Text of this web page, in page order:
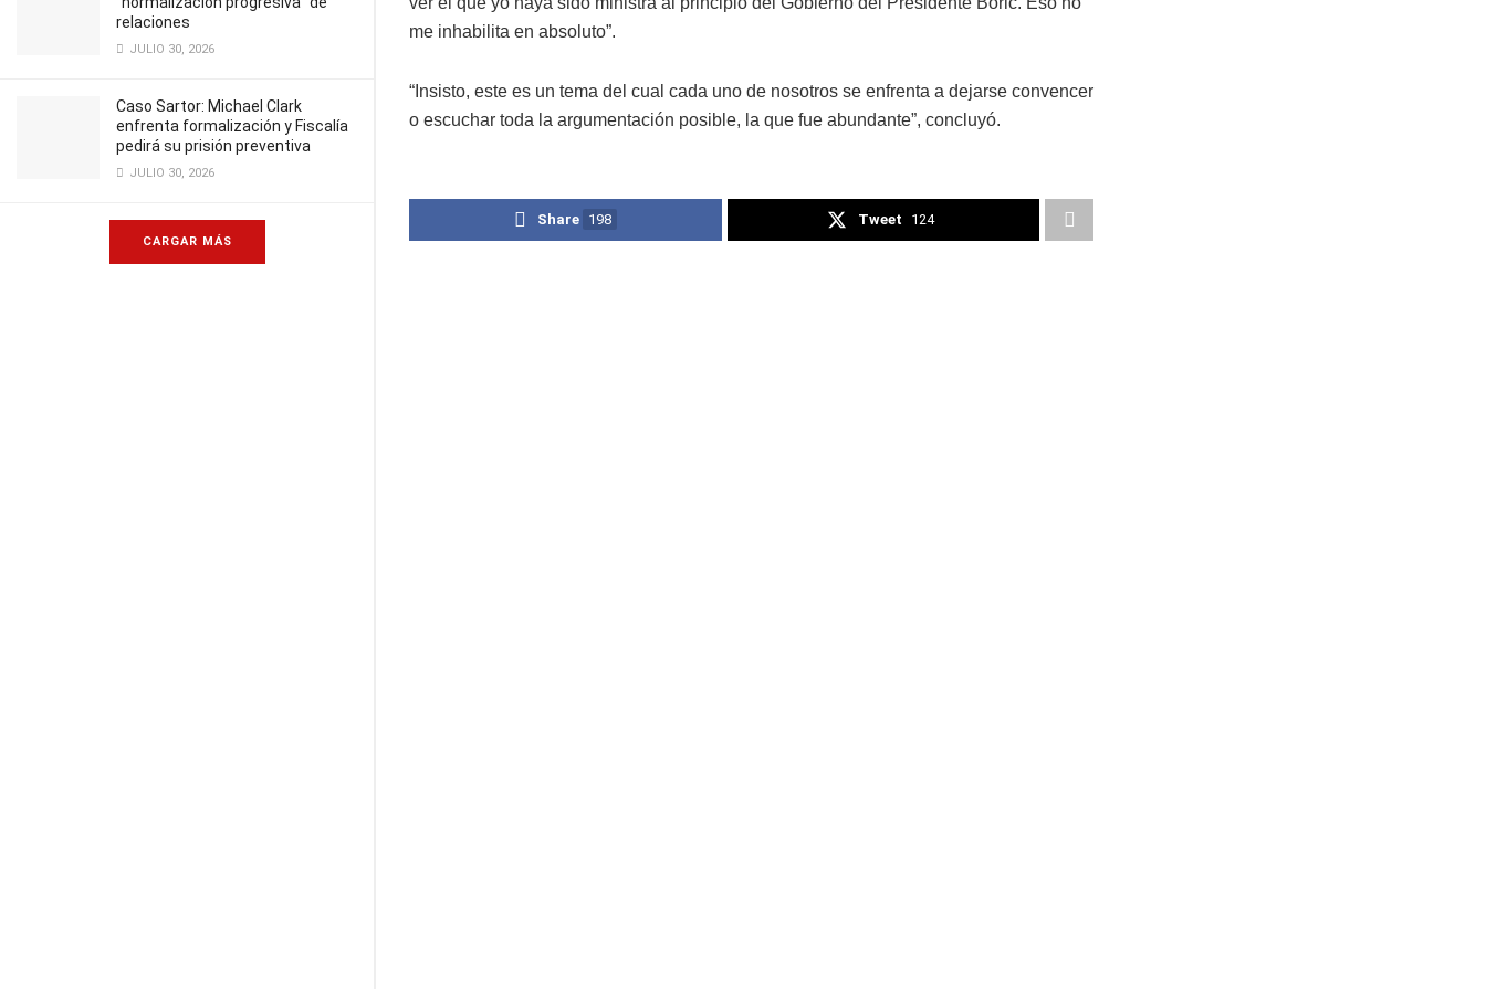
relaciones
JULIO 30, 2026
Caso Sartor: Michael Clark
enfrenta formalización y Fiscalía
pedirá su prisión preventiva
JULIO 30, 2026
CARGAR MÁS
me inhabilita en absoluto”.
“Insisto, este es un tema del cual cada uno de nosotros se enfrenta a dejarse convencer
o escuchar toda la argumentación posible, la que fue abundante”, concluyó.
Share 198 Tweet 124